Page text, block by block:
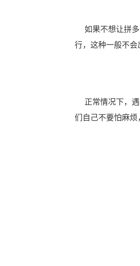
如果不想让拼
行，这种一般不会
正常情况下，遇
们自己不要怕麻烦